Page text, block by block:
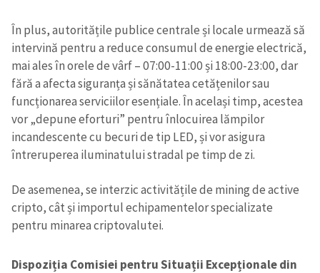
În plus, autoritățile publice centrale și locale urmează să
intervină pentru a reduce consumul de energie electrică,
mai ales în orele de vârf – 07:00-11:00 și 18:00-23:00, dar
fără a afecta siguranța și sănătatea cetățenilor sau
funcționarea serviciilor esențiale. În același timp, acestea
vor „depune eforturi” pentru înlocuirea lămpilor
incandescente cu becuri de tip LED, și vor asigura
întreruperea iluminatului stradal pe timp de zi.
De asemenea, se interzic activitățile de mining de active
cripto, cât și importul echipamentelor specializate
pentru minarea criptovalutei.
Dispoziția Comisiei pentru Situații Excepționale din